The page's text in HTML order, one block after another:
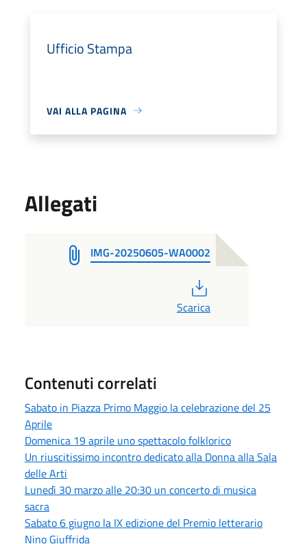
Ufficio Stampa
VAI ALLA PAGINA
Allegati
IMG-20250605-WA0002
Scarica
Contenuti correlati
Sabato in Piazza Primo Maggio la celebrazione del 25
Aprile
Domenica 19 aprile uno spettacolo folklorico
Un riuscitissimo incontro dedicato alla Donna alla Sala
delle Arti
Lunedì 30 marzo alle 20:30 un concerto di musica
sacra
Sabato 6 giugno la IX edizione del Premio letterario
Nino Giuffrida